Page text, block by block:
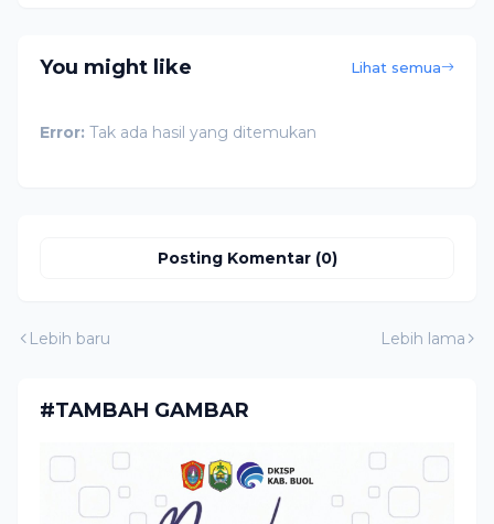
You might like Lihat semua
Error: Tak ada hasil yang ditemukan
Posting Komentar (0)
Lebih baru Lebih lama
#TAMBAH GAMBAR